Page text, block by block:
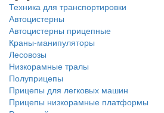
Техника для транспортировки
Автоцистерны
Автоцистерны прицепные
Краны-манипуляторы
Лесовозы
Низкорамные тралы
Полуприцепы
Прицепы для легковых машин
Прицепы низкорамные платформы